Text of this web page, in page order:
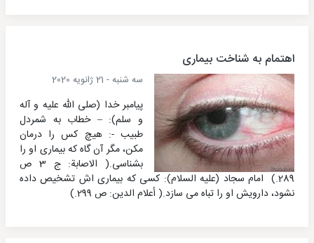
اهتمام به شناخت بیماری
سه شنبه - 21 ژانویه 2020
پیامبر خدا (صلی الله علیه و آله
و سلم): – خطاب به شمردل
طبیب -: هیچ کس را درمان
مکن، مگر آن گاه که بیماری او را
بشناسی.( الاصابة: ج 3 ص
289.) امام سجاد (علیه السلام): کسی که بیماری اش تشخیص داده
نشود، دارویش او را تباه می سازد.( أعلام الدین: ص 299.)